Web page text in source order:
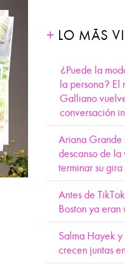
LO MÁS
¿Puede la
la persona? El
Galliano
conversación
Ariana Grande
descanso de
terminar su gira
Antes de
Boston ya
Salma Hayek
crecen juntas